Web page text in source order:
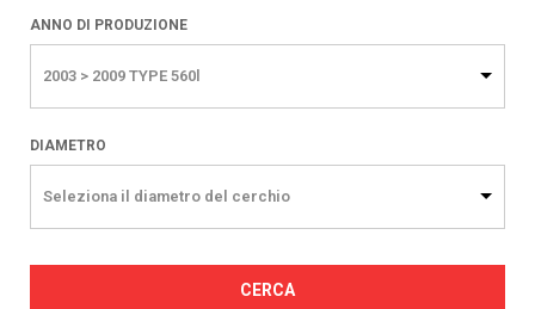
ANNO DI PRODUZIONE
2003 > 2009 TYPE 560l
DIAMETRO
Seleziona il diametro del cerchio
CERCA